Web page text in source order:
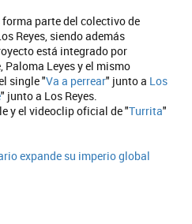
parte del colectivo de
Reyes, siendo además
está integrado por
Leyes y el mismo
single "Va a perrear" junto a Los
" junto a Los Reyes.
y el videoclip oficial de "Turrita"
expande su imperio global